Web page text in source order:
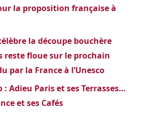
la proposition française à
la découpe bouchère
reste floue sur le prochain
par la France à l’Unesco
: Adieu Paris et ses Terrasses…
et ses Cafés